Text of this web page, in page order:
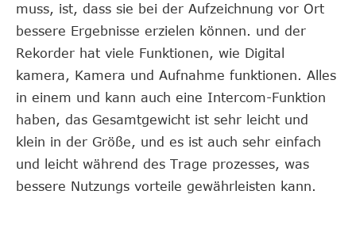
muss, ist, dass sie bei der Aufzeichnung vor Ort
bessere Ergebnisse erzielen können. und der
Rekorder hat viele Funktionen, wie Digital
kamera, Kamera und Aufnahme funktionen. Alles
in einem und kann auch eine Intercom-Funktion
haben, das Gesamtgewicht ist sehr leicht und
klein in der Größe, und es ist auch sehr einfach
und leicht während des Trage prozesses, was
bessere Nutzungs vorteile gewährleisten kann.